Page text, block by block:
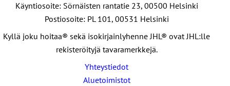
Käyntiosoite: Sörnäisten rantatie 23, 00500 Helsinki
Postiosoite: PL 101, 00531 Helsinki
Kyllä joku hoitaa® sekä isokirjainlyhenne JHL® ovat JHL:lle
rekisteröityjä tavaramerkkejä.
Yhteystiedot
Aluetoimistot